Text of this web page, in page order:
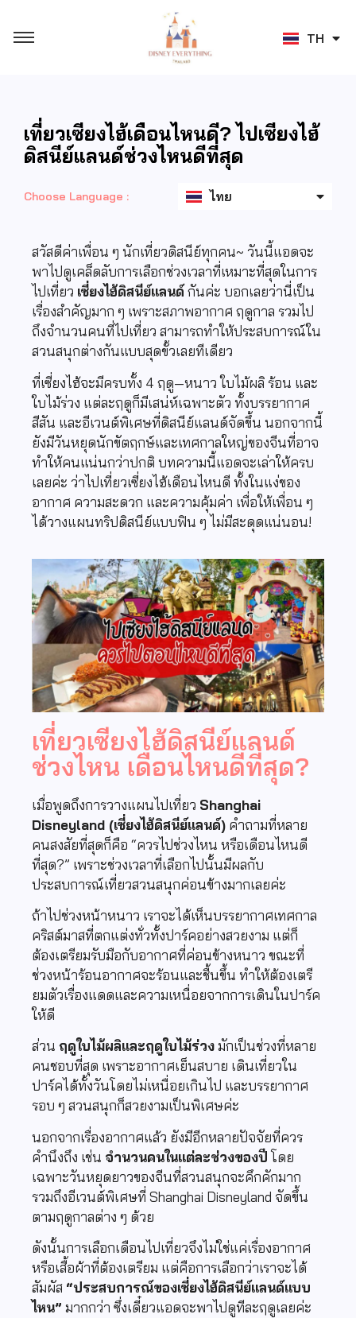
TH
ZH
เที่ยวเซียงไฮ้เดือนไหนดี? ไปเซียงไฮ้
ดิสนีย์แลนด์ช่วงไหนดีที่สุด
Choose Language : ไทย
English
日本語
สวัสดีค่าเพื่อน ๆ นักเที่ยวดิสนีย์ทุกคน~ วันนี้แอดจะ
พาไปดูเคล็ดลับการเลือกช่วงเวลาที่เหมาะที่สุดในการ
ไปเที่ยว เซี่ยงไฮ้ดิสนีย์แลนด์กันค่ะ บอกเลยว่านี่เป็น
เรื่องสำคัญมาก ๆ เพราะสภาพอากาศ ฤดูกาล รวมไป
ถึงจำนวนคนที่ไปเที่ยว สามารถทำให้ประสบการณ์ใน
สวนสนุกต่างกันแบบสุดขั้วเลยทีเดียว
ที่เซี่ยงไฮ้จะมีครบทั้ง 4 ฤดู—หนาว ใบไม้ผลิ ร้อน และ
ใบไม้ร่วง แต่ละฤดูก็มีเสน่ห์เฉพาะตัว ทั้งบรรยากาศ
สีสัน และอีเวนต์พิเศษที่ดิสนีย์แลนด์จัดขึ้น นอกจากนี้
ยังมีวันหยุดนักขัตฤกษ์และเทศกาลใหญ่ของจีนที่อาจ
ทำให้คนแน่นกว่าปกติ บทความนี้แอดจะเล่าให้ครบ
เลยค่ะ ว่าไปเที่ยวเซี่ยงไฮ้เดือนไหนดี ทั้งในแง่ของ
อากาศ ความสะดวก และความคุ้มค่า เพื่อให้เพื่อน ๆ
ได้วางแผนทริปดิสนีย์แบบฟิน ๆ ไม่มีสะดุดแน่นอน!
เที่ยวเซียงไฮ้ดิสนีย์แลนด์
ช่วงไหน เดือนไหนดีที่สุด?
เมื่อพูดถึงการวางแผนไปเที่ยว Shanghai
Disneyland (เซี่ยงไฮ้ดิสนีย์แลนด์) คำถามที่หลาย
คนสงสัยที่สุดก็คือ “ควรไปช่วงไหน หรือเดือนไหนดี
ที่สุด?” เพราะช่วงเวลาที่เลือกไปนั้นมีผลกับ
ประสบการณ์เที่ยวสวนสนุกค่อนข้างมากเลยค่ะ
ถ้าไปช่วงหน้าหนาว เราจะได้เห็นบรรยากาศเทศกาล
คริสต์มาสที่ตกแต่งทั่วทั้งปาร์คอย่างสวยงาม แต่ก็
ต้องเตรียมรับมือกับอากาศที่ค่อนข้างหนาว ขณะที่
ช่วงหน้าร้อนอากาศจะร้อนและชื้นขึ้น ทำให้ต้องเตรี
ยมตัวเรื่องแดดและความเหนื่อยจากการเดินในปาร์ค
ให้ดี
ส่วน ฤดูใบไม้ผลิและฤดูใบไม้ร่วงมักเป็นช่วงที่หลาย
คนชอบที่สุด เพราะอากาศเย็นสบาย เดินเที่ยวใน
ปาร์คได้ทั้งวันโดยไม่เหนื่อยเกินไป และบรรยากาศ
รอบ ๆ สวนสนุกก็สวยงามเป็นพิเศษค่ะ
นอกจากเรื่องอากาศแล้ว ยังมีอีกหลายปัจจัยที่ควร
คำนึงถึง เช่น จำนวนคนในแต่ละช่วงของปี โดย
เฉพาะวันหยุดยาวของจีนที่สวนสนุกจะคึกคักมาก
รวมถึงอีเวนต์พิเศษที่ Shanghai Disneyland จัดขึ้น
ตามฤดูกาลต่าง ๆ ด้วย
ดังนั้นการเลือกเดือนไปเที่ยวจึงไม่ใช่แค่เรื่องอากาศ
หรือเสื้อผ้าที่ต้องเตรียม แต่คือการเลือกว่าเราจะได้
สัมผัส “ประสบการณ์ของเซี่ยงไฮ้ดิสนีย์แลนด์แบบ
ไหน” มากกว่า ซึ่งเดี๋ยวแอดจะพาไปดูทีละฤดูเลยค่ะ